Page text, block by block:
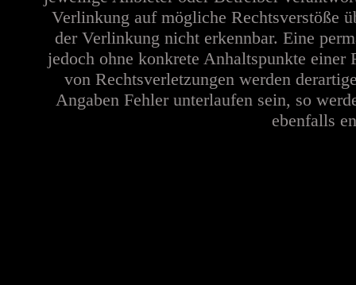
Verlinkung auf mögliche Rechtsverstöße
der Verlinkung nicht erkennbar. Eine
jedoch ohne konkrete Anhaltspunkte
von Rechtsverletzungen werden
Angaben Fehler unterlaufen sein, so
ebenfalls